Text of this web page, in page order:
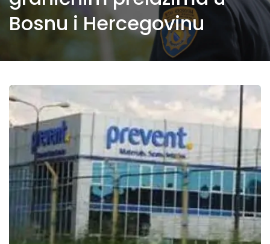
Bosnu i Hercegovinu